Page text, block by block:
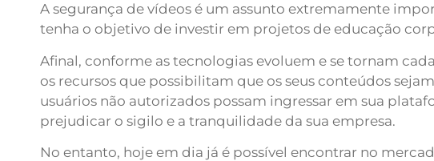
A segurança de vídeos é um assunto extremamente
tenha o objetivo de investir em projetos de educação
Afinal, conforme as tecnologias evoluem e se tornam
os recursos que possibilitam que os seus conteúdos
usuários não autorizados possam ingressar em sua
prejudicar o sigilo e a tranquilidade da sua empresa.
No entanto, hoje em dia já é possível encontrar no